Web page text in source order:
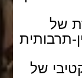
של
תרבותית
של